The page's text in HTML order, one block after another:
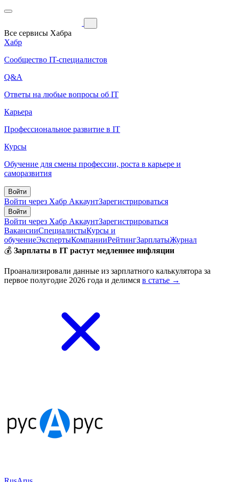
Все сервисы Хабра
Хабр
Сообщество IT-специалистов
Q&A
Ответы на любые вопросы об IT
Карьера
Профессиональное развитие в IT
Курсы
Обучение для смены профессии, роста в карьере и
саморазвития
Войти
Войти через Хабр АккаунтЗарегистрироваться
Войти
Войти через Хабр АккаунтЗарегистрироваться
ВакансииСпециалистыКурсы и
обучениеЭкспертыКомпанииРейтингЗарплатыЖурнал
💰 Зарплаты в IT растут медленнее инфляции
Проанализировали данные из зарплатного калькулятора за
первое полугодие 2026 года и делимся в статье →